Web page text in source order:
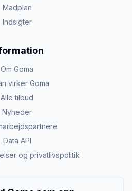
Madplan
Indsigter
Om Goma
virker Goma
Alle tilbud
Nyheder
Data API
og privatlivspolitik